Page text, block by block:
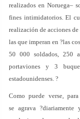
realizados en Noruega–
fines intimidatorios. El
realización de acciones
las que imperan en ?las
50 000 soldados, 250
portaviones y 3
estadounidenses. ?
Como puede verse,
se agrava